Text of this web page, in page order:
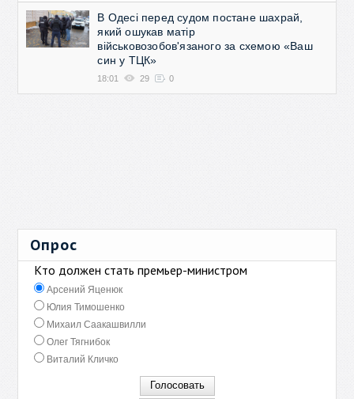
В Одесі перед судом постане шахрай,
який ошукав матір
військовозобов'язаного за схемою «Ваш
син у ТЦК»
18:01 29 0
Опрос
Кто должен стать премьер-министром
Арсений Яценюк
Юлия Тимошенко
Михаил Саакашвилли
Олег Тягнибок
Виталий Кличко